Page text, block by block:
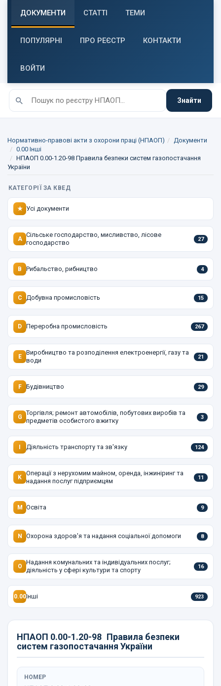
ДОКУМЕНТИ СТАТТІ ТЕМИ
ПОПУЛЯРНІ ПРО РЕЄСТР КОНТАКТИ
ВОЙТИ
Знайти
Нормативно-правові акти з охорони праці (НПАОП)
Документи
0.00 Інші
НПАОП 0.00-1.20-98 Правила безпеки систем газопостачання
України
КАТЕГОРІЇ ЗА КВЕД
★ Усі документи
A
Сільське господарство, мисливство, лісове
господарство
27
B Рибальство, рибництво 4
C Добувна промисловість 15
D Переробна промисловість 267
E
Виробництво та розподілення електроенергії, газу та
води
21
F Будівництво 29
G
Торгівля; ремонт автомобілів, побутових виробів та
предметів особистого вжитку
3
I Діяльність транспорту та зв'язку 124
K
Операції з нерухомим майном, оренда, інжиніринг та
надання послуг підприємцям
11
M Освіта 9
N Охорона здоров'я та надання соціальної допомоги 8
O
Надання комунальних та індивідуальних послуг;
діяльність у сфері культури та спорту
16
0.00Інші 923
НПАОП 0.00-1.20-98 Правила безпеки
систем газопостачання України
НОМЕР